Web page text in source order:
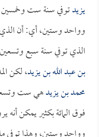
يزيدتوفي سنة ست وخمسين
وواحد وستين، أي: أن
الذي توفي سنة سبع
بن عبد الله بن يزيد، لكن
محمد بن يزيدهي ست
فوق المائة بكثير يمكن